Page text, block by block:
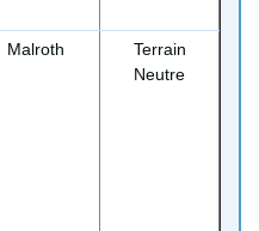
Malroth
Terrain
Neutre